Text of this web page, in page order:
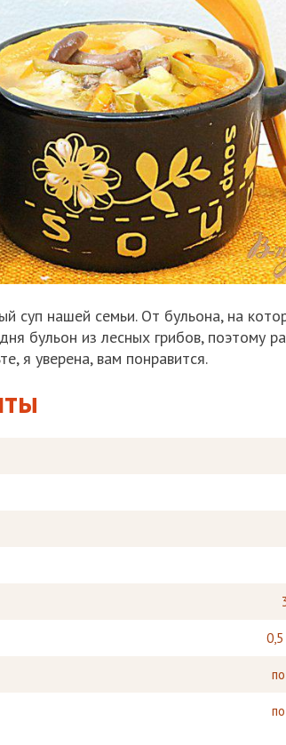
суп нашей семьи. От бульона, на
бульон из лесных грибов, поэтому
я уверена, вам понравится.
0,5